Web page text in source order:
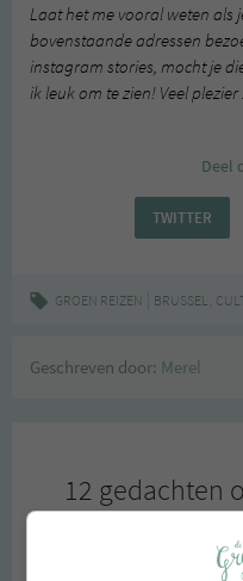
Laat het me vooral weten als
bovenstaande adressen
instagram stories, mocht je
ik leuk om te zien! Veel plezier
Deel
TWITTER
GROEN REIZEN BRUSSEL,
Geschreven door: Merel
12 gedachten